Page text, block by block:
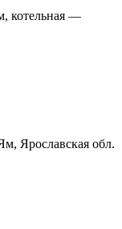
котельная —
Ярославская обл.